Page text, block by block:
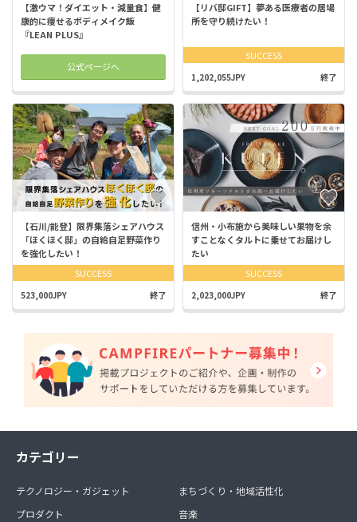
【激ウマ！ダイエット・減量食】健
康的に痩せるボディメイク飯
『LEAN PLUS』
公式ページへ
【リバ邸GIFT】夢ある医療者の居場
所を守り続けたい！
SUCCESS
1,202,055JPY 終了
【石川/能登】限界集落シェアハウス
「ほくほく邸」の自給自足野菜作り
を強化したい！
SUCCESS
523,000JPY 終了
信州・小布施から美味しい果物を余
すことなくタルトに乗せてお届けし
たい
SUCCESS
2,023,000JPY 終了
カテゴリー
テクノロジー・ガジェット
プロダクト
まちづくり・地域活性化
音楽